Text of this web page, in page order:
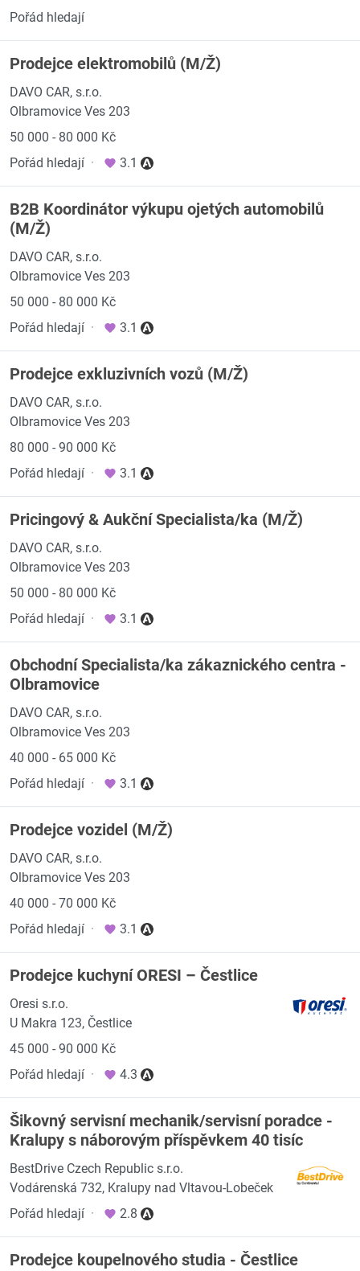
Pořád hledají
Prodejce elektromobilů (M/Ž)
DAVO CAR, s.r.o.
Olbramovice Ves 203
50 000 - 80 000 Kč
Pořád hledají · 3.1
B2B Koordinátor výkupu ojetých automobilů
(M/Ž)
DAVO CAR, s.r.o.
Olbramovice Ves 203
50 000 - 80 000 Kč
Pořád hledají · 3.1
Prodejce exkluzivních vozů (M/Ž)
DAVO CAR, s.r.o.
Olbramovice Ves 203
80 000 - 90 000 Kč
Pořád hledají · 3.1
Pricingový & Aukční Specialista/ka (M/Ž)
DAVO CAR, s.r.o.
Olbramovice Ves 203
50 000 - 80 000 Kč
Pořád hledají · 3.1
Obchodní Specialista/ka zákaznického centra -
Olbramovice
DAVO CAR, s.r.o.
Olbramovice Ves 203
40 000 - 65 000 Kč
Pořád hledají · 3.1
Prodejce vozidel (M/Ž)
DAVO CAR, s.r.o.
Olbramovice Ves 203
40 000 - 70 000 Kč
Pořád hledají · 3.1
Prodejce kuchyní ORESI – Čestlice
Oresi s.r.o.
U Makra 123, Čestlice
45 000 - 90 000 Kč
Pořád hledají · 4.3
Šikovný servisní mechanik/servisní poradce -
Kralupy s náborovým příspěvkem 40 tisíc
BestDrive Czech Republic s.r.o.
Vodárenská 732, Kralupy nad Vltavou-Lobeček
Pořád hledají · 2.8
Prodejce koupelnového studia - Čestlice